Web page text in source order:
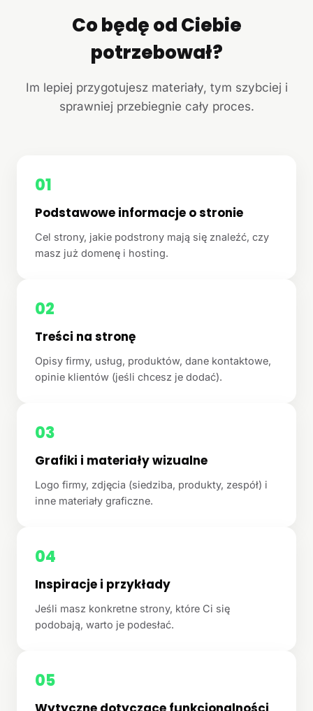
Co będę od Ciebie
potrzebował?
Im lepiej przygotujesz materiały, tym szybciej i
sprawniej przebiegnie cały proces.
01
Podstawowe informacje o stronie
Cel strony, jakie podstrony mają się znaleźć, czy
masz już domenę i hosting.
02
Treści na stronę
Opisy firmy, usług, produktów, dane kontaktowe,
opinie klientów (jeśli chcesz je dodać).
03
Grafiki i materiały wizualne
Logo firmy, zdjęcia (siedziba, produkty, zespół) i
inne materiały graficzne.
04
Inspiracje i przykłady
Jeśli masz konkretne strony, które Ci się
podobają, warto je podesłać.
05